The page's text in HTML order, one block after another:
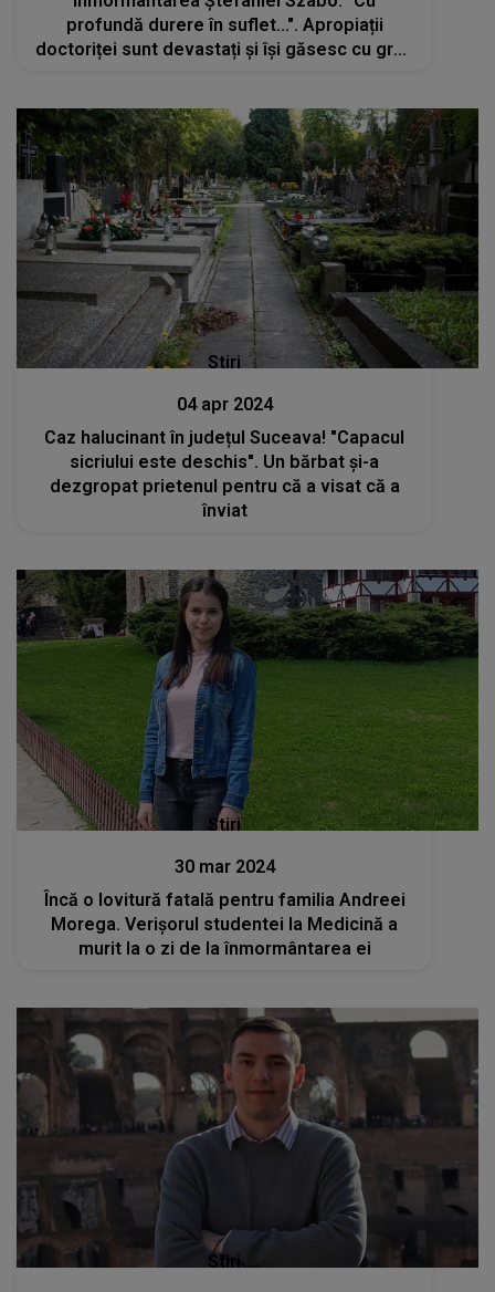
profundă durere în suflet...". Apropiații
doctoriței sunt devastați și își găsesc cu greu
drum
Stiri
04 apr 2024
Caz halucinant în județul Suceava! "Capacul
sicriului este deschis". Un bărbat şi-a
dezgropat prietenul pentru că a visat că a
înviat
Stiri
30 mar 2024
Încă o lovitură fatală pentru familia Andreei
Morega. Verișorul studentei la Medicină a
murit la o zi de la înmormântarea ei
Stiri